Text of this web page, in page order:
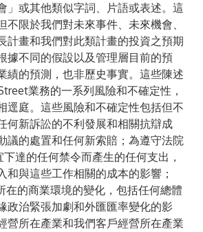
」或其他類似字詞、片語或表述。這
不限於我們對未來事件、未來機會、
計畫和我們對此類計畫的投資之預期
據不同的假設以及管理層目前的預
績的預測，也非歷史事實。這些陳述
業務的一系列風險和不確定性，
逕庭。這些風險和不確定性包括但不
何新訴訟的不利發展和相關抗辯成
議的處置和任何新索賠；為遵守法院
達的任何禁令而產生的任何支出，
和與這些工作相關的成本的影響；
在的商業環境的變化，包括任何總體
政治緊張加劇和外匯匯率變化的影
營所在產業和我們客戶經營所在產業